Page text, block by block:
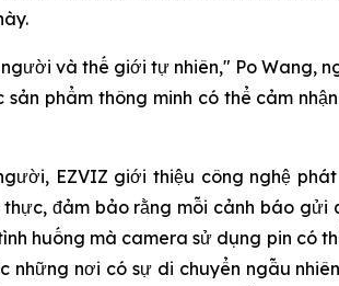
và thế giới tự nhiên," Po Wang,
phẩm thông minh có thể cảm
EZVIZ giới thiệu công nghệ
đảm bảo rằng mỗi cảnh báo gửi
huống mà camera sử dụng pin có
nơi có sự di chuyển ngẫu